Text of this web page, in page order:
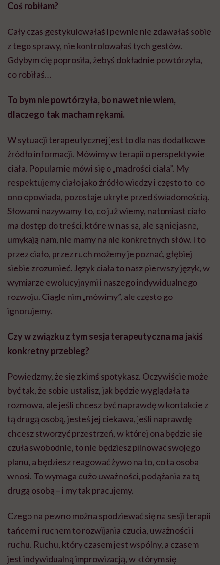
Coś robiłam?
Cały czas gestykulowałaś i pewnie nie zdawałaś sobie
z tego sprawy, nie kontrolowałaś tych gestów.
Gdybym cię poprosiła, żebyś dokładnie powtórzyła,
co robiłaś…
To bym nie powtórzyła, bo nawet nie wiem,
dlaczego tak macham rękami.
W sytuacji terapeutycznej jest to dla nas dodatkowe
źródło informacji. Mówimy w terapii o perspektywie
ciała. Popularnie mówi się o „mądrości ciała”. My
respektujemy ciało jako źródło wiedzy i często to, co
ono opowiada, pozostaje ukryte przed świadomością.
Słowami nazywamy, to, co już wiemy, natomiast ciało
ma dostęp do treści, które w nas są, ale są niejasne,
umykają nam, nie mamy na nie konkretnych słów. I to
przez ciało, przez ruch możemy je poznać, głębiej
siebie zrozumieć. Język ciała to nasz pierwszy język, w
wymiarze ewolucyjnymi i naszego indywidualnego
rozwoju. Ciągle nim „mówimy”, ale często go
ignorujemy.
Czy w związku z tym sesja terapeutyczna ma jakiś
konkretny przebieg?
Powiedzmy, że się z kimś spotykasz. Oczywiście może
być tak, że sobie ustalisz, jak będzie wyglądała ta
rozmowa, ale jeśli chcesz być naprawdę w kontakcie z
tą drugą osobą, jesteś jej ciekawa, jeśli naprawdę
chcesz stworzyć przestrzeń, w której ona będzie się
czuła swobodnie, to nie będziesz pilnować swojego
planu, a będziesz reagować żywo na to, co ta osoba
wnosi. To wymaga dużouważności, podążania za tą
drugą osobą – i my tak pracujemy.
Czego na pewno można spodziewać się na sesji terapii
tańcem i ruchem to rozwijania czucia, uważnościi
ruchu. Ruchu, który czasem jest wspólny, a czasem
jest indywidualną improwizacją, w którym się